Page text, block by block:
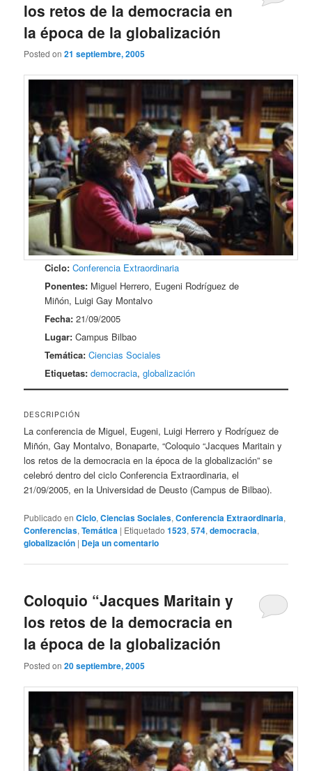
los retos de la democracia en
la época de la globalización
Posted on21 septiembre, 2005
Ciclo: Conferencia Extraordinaria
Ponentes: Miguel Herrero, Eugeni Rodríguez de
Miñón, Luigi Gay Montalvo
Fecha: 21/09/2005
Lugar: Campus Bilbao
Temática: Ciencias Sociales
Etiquetas: democracia,globalización
DESCRIPCIÓN
La conferencia de Miguel, Eugeni, Luigi Herrero y Rodríguez de
Miñón, Gay Montalvo, Bonaparte, “Coloquio “Jacques Maritain y
los retos de la democracia en la época de la globalización” se
celebró dentro del ciclo Conferencia Extraordinaria, el
21/09/2005, en la Universidad de Deusto (Campus de Bilbao).
Publicado en Ciclo,Ciencias Sociales,Conferencia Extraordinaria,
Conferencias,Temática | Etiquetado 1523,574,democracia,
globalización | Deja un comentario
Coloquio “Jacques Maritain y
los retos de la democracia en
la época de la globalización
Posted on20 septiembre, 2005